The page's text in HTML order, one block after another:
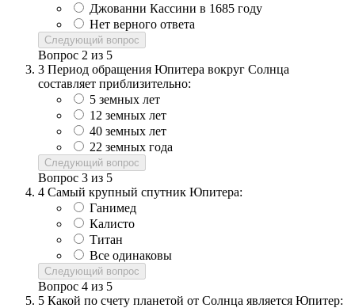
Джованни Кассини в 1685 году
Нет верного ответа
Следующий вопрос
Вопрос 2 из 5
3 Период обращения Юпитера вокруг Солнца
составляет приблизительно:
5 земных лет
12 земных лет
40 земных лет
22 земных года
Следующий вопрос
Вопрос 3 из 5
4 Самый крупный спутник Юпитера:
Ганимед
Калисто
Титан
Все одинаковы
Следующий вопрос
Вопрос 4 из 5
5 Какой по счету планетой от Солнца является Юпитер: